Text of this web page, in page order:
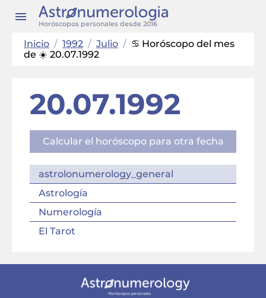
Horóscopos personales desde 2016
Inicio / 1992 / Julio / ♋ Horóscopo del mes
de ☀️ 20.07.1992
20.07.1992
Calcular el horóscopo para otra fecha
astrolonumerology_general
Astrología
Numerología
El Tarot